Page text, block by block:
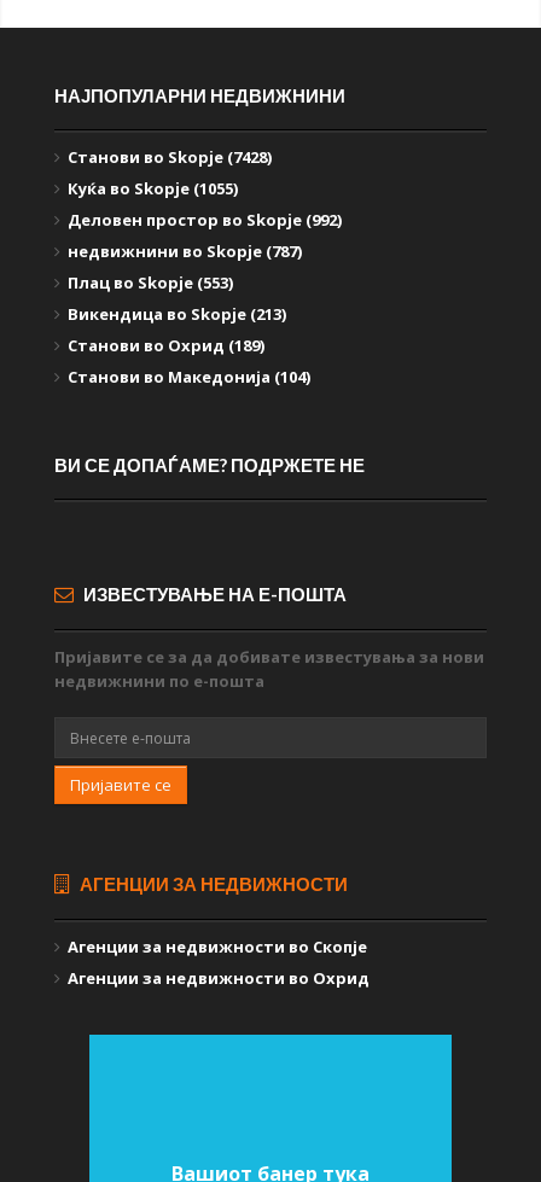
НАЈПОПУЛАРНИ НЕДВИЖНИНИ
Станови во Skopje (7428)
Куќа во Skopje (1055)
Деловен простор во Skopje (992)
недвижнини во Skopje (787)
Плац во Skopje (553)
Викендица во Skopje (213)
Станови во Охрид (189)
Станови во Македонија (104)
ВИ СЕ ДОПАЃАМЕ? ПОДРЖЕТЕ НЕ
ИЗВЕСТУВАЊЕ НА Е-ПОШТА
Пријавите се за да добивате известувања за нови
недвижнини по е-пошта
Пријавите се
АГЕНЦИИ ЗА НЕДВИЖНОСТИ
Агенции за недвижности во Скопје
Агенции за недвижности во Охрид
Вашиот банер тука